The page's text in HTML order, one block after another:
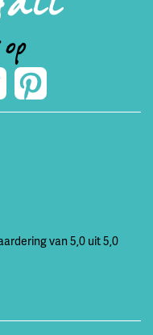
van 5,0 uit 5,0